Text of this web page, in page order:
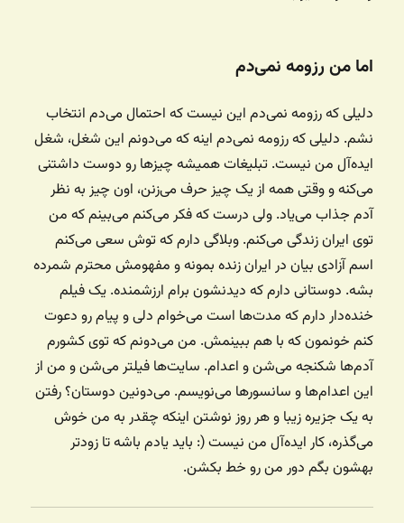
اما من رزومه نمی‌دم
دلیلی که رزومه نمی‌دم این نیست که احتمال می‌دم انتخاب
نشم. دلیلی که رزومه نمی‌دم اینه که می‌دونم این شغل، شغل
ایده‌آل من نیست. تبلیغات همیشه چیزها رو دوست داشتنی
می‌کنه و وقتی همه از یک چیز حرف می‌زنن، اون چیز به نظر
آدم جذاب می‌یاد. ولی درست که فکر می‌کنم می‌بینم که من
توی ایران زندگی می‌کنم. وبلاگی دارم که توش سعی می‌کنم
اسم آزادی بیان در ایران زنده بمونه و مفهومش محترم شمرده
بشه. دوستانی دارم که دیدنشون برام ارزشمنده. یک فیلم
خنده‌دار دارم که مدت‌ها است می‌خوام دلی و پیام رو دعوت
کنم خونمون که با هم ببینمش. من می‌دونم که توی کشورم
آدم‌ها شکنجه می‌شن و اعدام. سایت‌ها فیلتر می‌شن و من از
این اعدام‌ها و سانسورها می‌نویسم. می‌دونین دوستان؟ رفتن
به یک جزیره زیبا و هر روز نوشتن اینکه چقدر به من خوش
می‌گذره، کار ایده‌آل من نیست (: باید یادم باشه تا زودتر
بهشون بگم دور من رو خط بکشن.